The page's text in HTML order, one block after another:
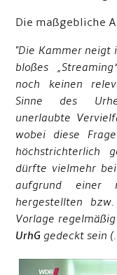
Die maßgebliche
"Die Kammer neigt
bloßes
noch keinen
Sinne des
unerlaubte
wobei diese
höchstrichterlich
dürfte vielmehr
aufgrund einer
hergestellten
Vorlage
UrhG gedeckt sein